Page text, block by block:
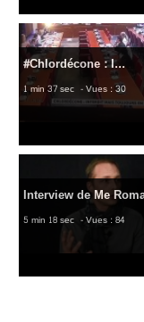
#Chlordécone : l...
1 min 37 sec - Vues : 30
Interview de Me
5 min 18 sec - Vues : 84